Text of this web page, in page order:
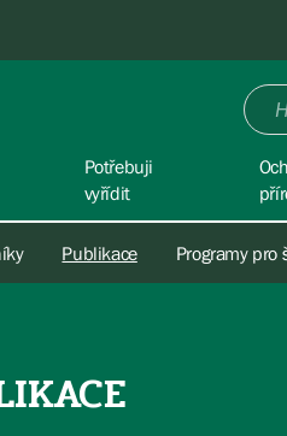
Publikace Programy pro
Potřebuji
vyřídit